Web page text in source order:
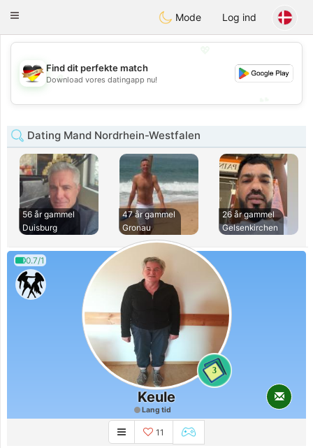
DeutschDating
Toggle
Mode Log ind
💕
Find dit perfekte match
Download vores datingapp nu!
Dating Mand Nordrhein-Westfalen
56 år gammel
Duisburg
47 år gammel
Gronau
26 år gammel
Gelsenkirchen
0.7/1
3
Keule
Lang tid
11